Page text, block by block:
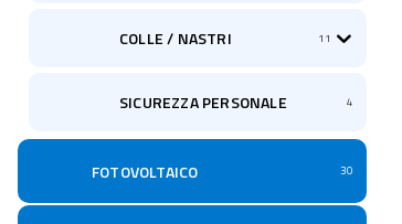
COLLE / NASTRI 11
SICUREZZA PERSONALE 4
FOTOVOLTAICO 30